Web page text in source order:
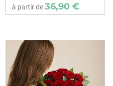
à partir de36,90 €